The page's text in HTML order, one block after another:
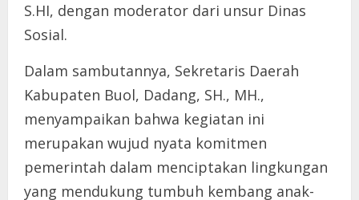
S.HI, dengan moderator dari unsur Dinas
Sosial.
Dalam sambutannya, Sekretaris Daerah
Kabupaten Buol, Dadang, SH., MH.,
menyampaikan bahwa kegiatan ini
merupakan wujud nyata komitmen
pemerintah dalam menciptakan lingkungan
yang mendukung tumbuh kembang anak-